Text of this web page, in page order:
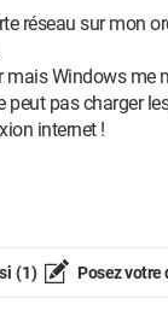
réseau sur mon
mais Windows me
pas charger
internet !
(1) Posez votre